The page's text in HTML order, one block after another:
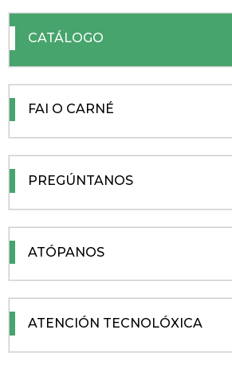
CATÁLOGO
FAI O CARNÉ
PREGÚNTANOS
ATÓPANOS
ATENCIÓN TECNOLÓXICA